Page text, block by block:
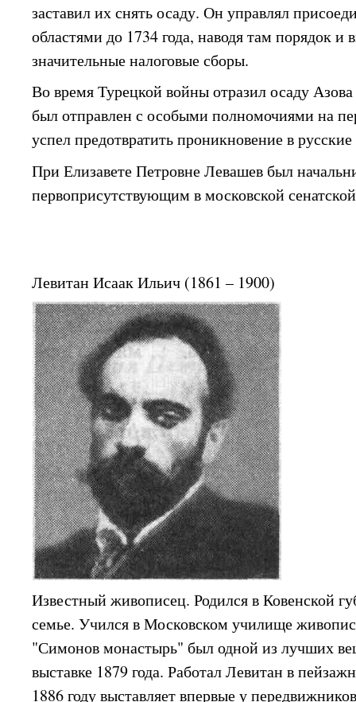
заставил их снять осаду. Он управлял
областями до 1734 года, наводя там порядок
значительные налоговые сборы.
Во время Турецкой войны отразил осаду
был отправлен с особыми полномочиями на
успел предотвратить проникновение в
При Елизавете Петровне Левашев был
первоприсутствующим в московской
Левитан Исаак Ильич (1861 – 1900)
Известный живописец. Родился в Ковенской
семье. Учился в Московском училище
"Симонов монастырь" был одной из лучших
выставке 1879 года. Работал Левитан в
1886 году выставляет впервые у